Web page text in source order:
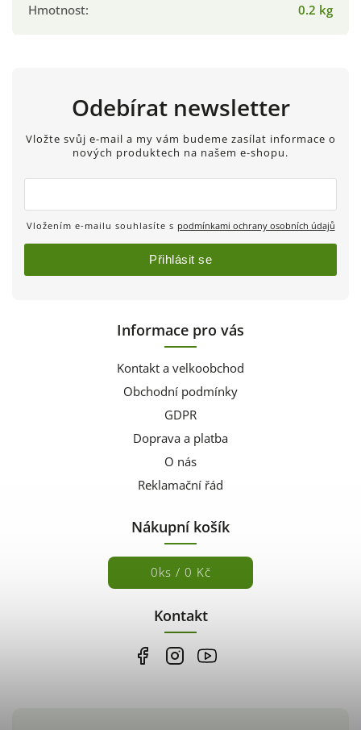
Hmotnost: 0.2 kg
Informace pro vás
Kontakt a velkoobchod
Obchodní podmínky
GDPR
Doprava a platba
O nás
Reklamační řád
Nákupní košík
0ks / 0 Kč
Kontakt
Odebírat newsletter
Vložte svůj e-mail a my vám budeme zasílat informace o
nových produktech na našem e-shopu.
Vložením e-mailu souhlasíte s podmínkami ochrany osobních údajů
Přihlásit se